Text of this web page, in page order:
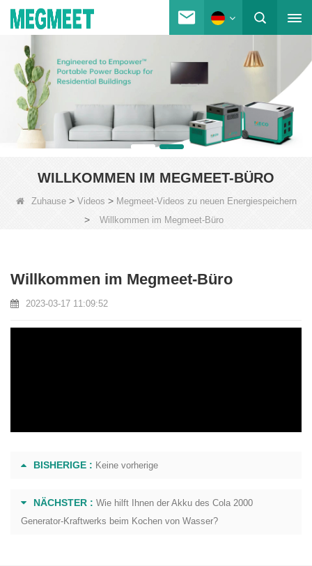
WILLKOMMEN IM MEGMEET-BÜRO
Zuhause> Videos > Megmeet-Videos zu neuen Energiespeichern
> Willkommen im Megmeet-Büro
Willkommen im Megmeet-Büro
2023-03-17 11:09:52
BISHERIGE : Keine vorherige
NÄCHSTER : Wie hilft Ihnen der Akku des Cola 2000
Generator-Kraftwerks beim Kochen von Wasser?